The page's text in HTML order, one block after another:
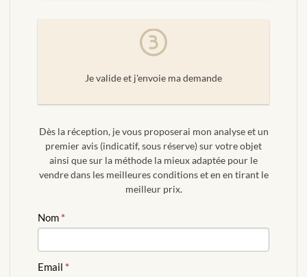
Je valide et j'envoie ma demande
Dès la réception, je vous proposerai mon analyse et un
premier avis (indicatif, sous réserve) sur votre objet
ainsi que sur la méthode la mieux adaptée pour le
vendre dans les meilleures conditions et en en tirant le
meilleur prix.
ESTIMATION
GRATUITE
Nom*
Email *